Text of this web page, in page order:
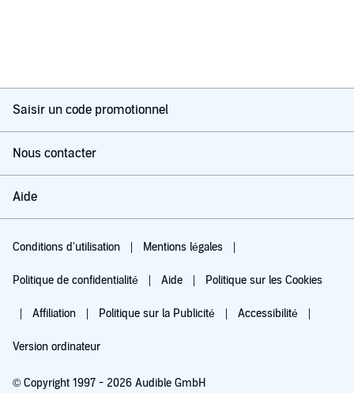
Saisir un code promotionnel
Nous contacter
Aide
Conditions d'utilisation Mentions légales
Politique de confidentialité Aide Politique sur les Cookies
Affiliation Politique sur la Publicité Accessibilité
Version ordinateur
© Copyright 1997 - 2026 Audible GmbH